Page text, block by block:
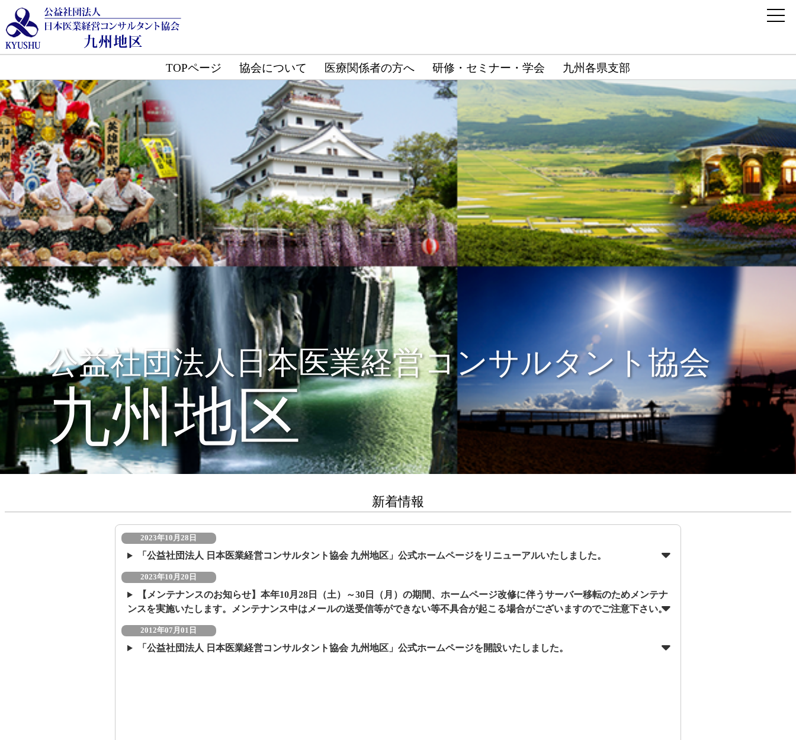
TOPページ 協会について 医療関係者の方へ 研修・セミナー・学会 九州各県支部
公益社団法人日本医業経営コンサルタント協会
九州地区
新着情報
2023年10月28日
「公益社団法人 日本医業経営コンサルタント協会 九州地区」公式ホームページをリニューアルいたしました。
2023年10月20日
【メンテナンスのお知らせ】本年10月28日（土）～30日（月）の期間、ホームページ改修に伴うサーバー移転のためメンテナ
ンスを実施いたします。メンテナンス中はメールの送受信等ができない等不具合が起こる場合がございますのでご注意下さい。
2012年07月01日
「公益社団法人 日本医業経営コンサルタント協会 九州地区」公式ホームページを開設いたしました。